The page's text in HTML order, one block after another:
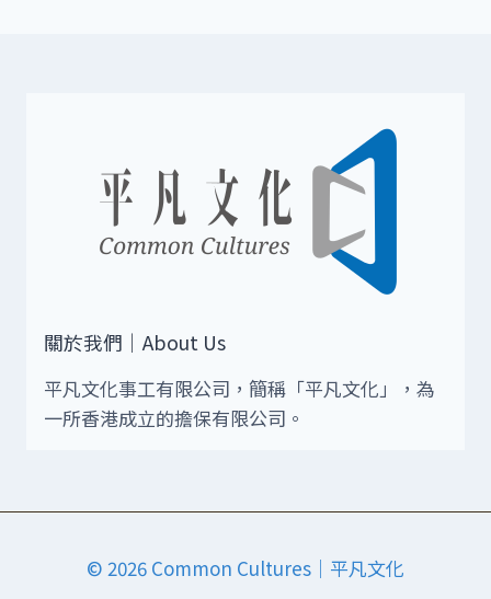
關於我們｜About Us
平凡文化事工有限公司，簡稱「平凡文化」，為
一所香港成立的擔保有限公司。
© 2026 Common Cultures｜平凡文化